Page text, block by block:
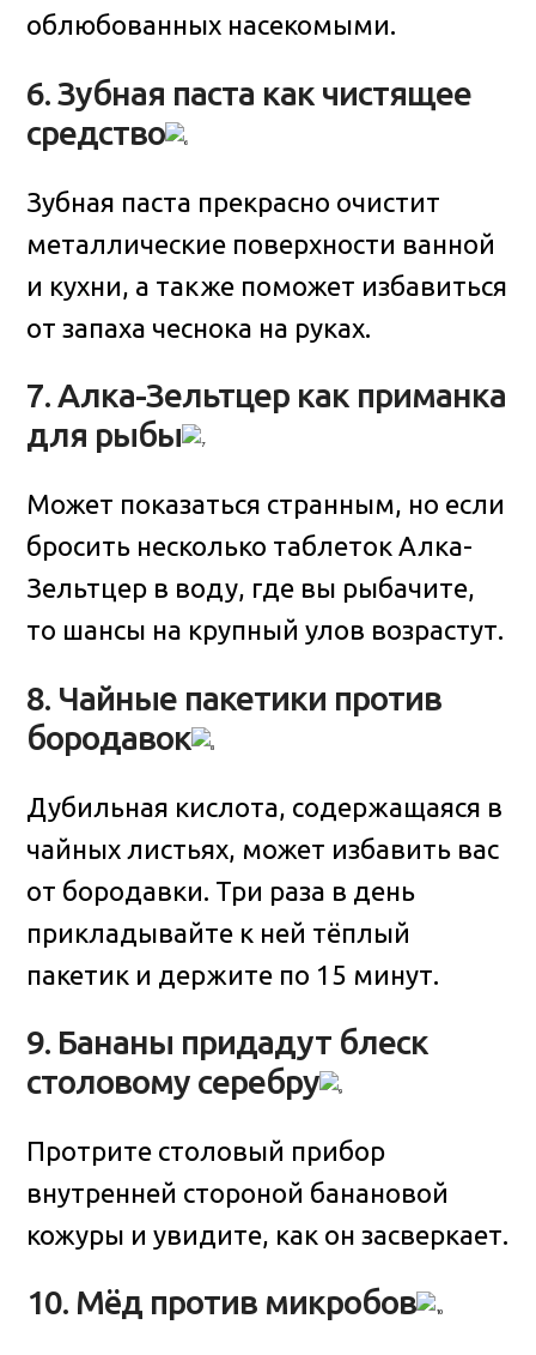
облюбованных насекомыми.
6. Зубная паста как чистящее
средство
Зубная паста прекрасно очистит
металлические поверхности ванной
и кухни, а также поможет избавиться
от запаха чеснока на руках.
7. Алка-Зельтцер как приманка
для рыбы
Может показаться странным, но если
бросить несколько таблеток Алка-
Зельтцер в воду, где вы рыбачите,
то шансы на крупный улов возрастут.
8. Чайные пакетики против
бородавок
Дубильная кислота, содержащаяся в
чайных листьях, может избавить вас
от бородавки. Три раза в день
прикладывайте к ней тёплый
пакетик и держите по 15 минут.
9. Бананы придадут блеск
столовому серебру
Протрите столовый прибор
внутренней стороной банановой
кожуры и увидите, как он засверкает.
10. Мёд против микробов